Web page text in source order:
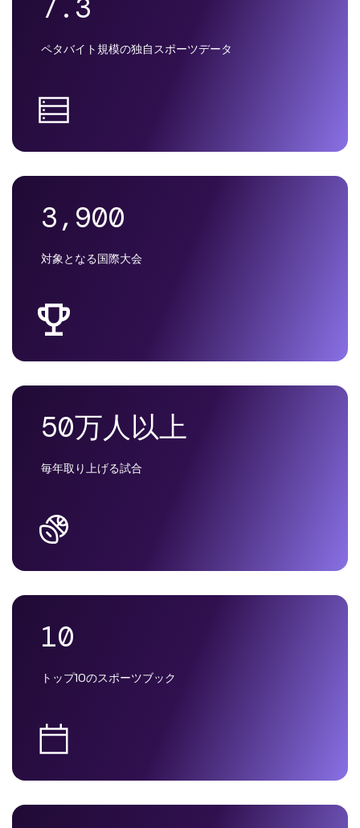
7.3
ペタバイト規模の独自スポーツデータ
3,900
対象となる国際大会
50万人以上
毎年取り上げる試合
10
トップ10のスポーツブック